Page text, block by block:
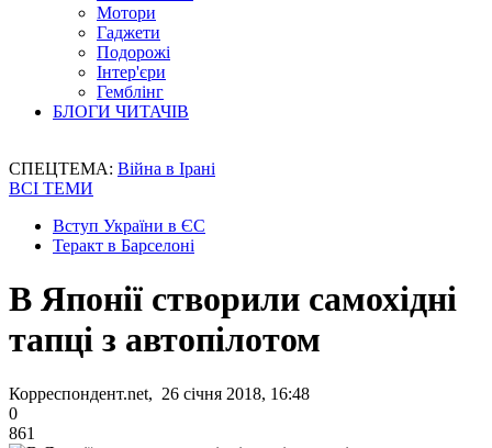
Мотори
Гаджети
Подорожі
Інтер'єри
Гемблінг
БЛОГИ ЧИТАЧІВ
СПЕЦТЕМА: Війна в Ірані
ВСІ ТЕМИ
Вступ України в ЄС
Теракт в Барселоні
В Японії створили самохідні
тапці з автопілотом
Корреспондент.net, 26 січня 2018, 16:48
0
861